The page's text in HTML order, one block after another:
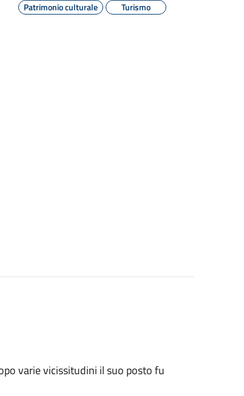
Patrimonio culturale
Turismo
varie vicissitudini il suo posto fu